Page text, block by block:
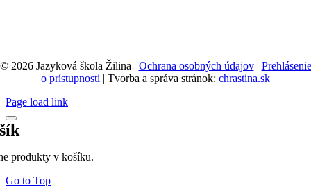
© 2026 Jazyková škola Žilina | Ochrana osobných údajov| Prehlásenie
o prístupnosti | Tvorba a správa stránok: chrastina.sk
Page load link
produkty v košíku.
Go to Top